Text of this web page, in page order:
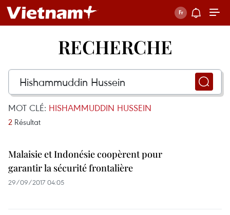
RECHERCHE
MOT CLÉ: HISHAMMUDDIN HUSSEIN
2 Résultat
Malaisie et Indonésie coopèrent pour
garantir la sécurité frontalière
29/09/2017 04:05